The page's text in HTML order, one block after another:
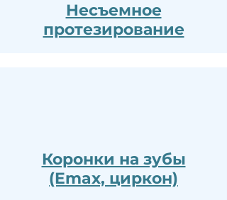
Несъемное
протезирование
Коронки на зубы
(Emax, циркон)